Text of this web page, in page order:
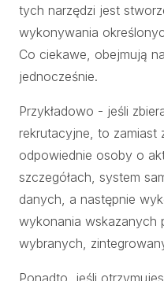
tych narzędzi jest
wykonywania
Co ciekawe, obejmują
jednocześnie.
Przykładowo - jeśli
rekrutacyjne, to zamiast
odpowiednie osoby o
szczegółach, system
danych, a następnie
wykonania wskazanych
wybranych,